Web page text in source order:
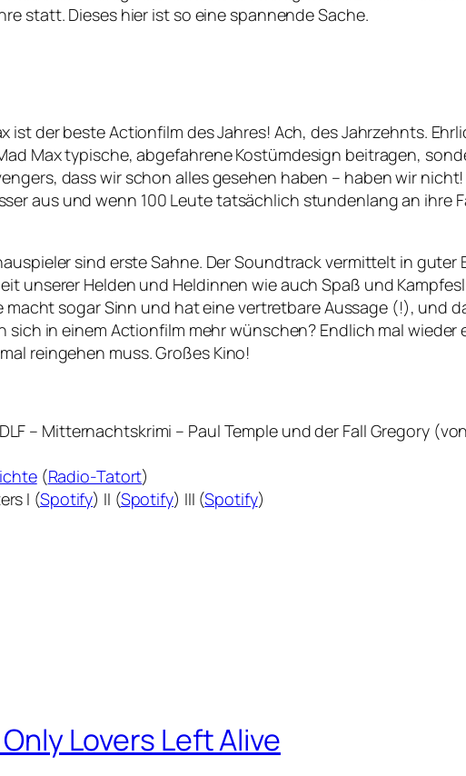
statt. Dieses hier ist so eine spannende Sache.
ist der beste Actionfilm des Jahres! Ach, des Jahrzehnts.
Max typische, abgefahrene Kostümdesign beitragen,
dass wir schon alles gesehen haben – haben wir
aus und wenn 100 Leute tatsächlich stundenlang an ihre
sind erste Sahne. Der Soundtrack vermittelt in guter
unserer Helden und Heldinnen wie auch Spaß und
sogar Sinn und hat eine vertretbare Aussage (!), und
in einem Actionfilm mehr wünschen? Endlich mal
reingehen muss. Großes Kino!
– Mitternachtskrimi – Paul Temple und der Fall Gregory
(Radio-Tatort)
I (Spotify) II (Spotify) III (Spotify)
Lovers Left Alive